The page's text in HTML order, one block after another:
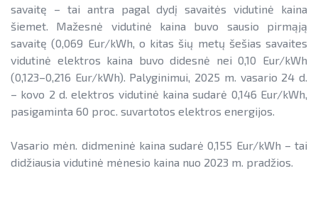
AIE gamybos įrenginių montuotojų
atestavimo sistema
Savivaldybių AIE naudojimo plėtros
veiksmų planai
Rekomendacijos saulės elektrinėms
Procedūros ir leidimai
LEAPto11
StreamSAVEplus
»Projektų archyvas«
ataskaitos
Energijos tiekėjų ir įmonių sutaupymo
susitarimų įgyvendinimas
Energijos vartojimo auditas
EVE skatinimo ir viešinimo darbai
Viešuosius interesus atitinkančių
savaitę – tai antra pagal dydį savaitės vidutinė kaina
šiemet. Mažesnė vidutinė kaina buvo sausio pirmąją
savaitę (0,069 Eur/kWh, o kitas šių metų šešias savaites
vidutinė elektros kaina buvo didesnė nei 0,10 Eur/kWh
(0,123–0,216 Eur/kWh). Palyginimui, 2025 m. vasario 24 d.
– kovo 2 d. elektros vidutinė kaina sudarė 0,146 Eur/kWh,
pasigaminta 60 proc. suvartotos elektros energijos.
Vasario mėn. didmeninė kaina sudarė 0,155 Eur/kWh – tai
didžiausia vidutinė mėnesio kaina nuo 2023 m. pradžios.